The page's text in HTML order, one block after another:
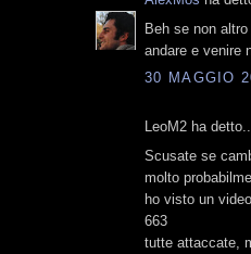
Beh se non
andare e venire
30 MAGGIO
LeoM2 ha
Scusate se
molto
ho visto un
663
tutte attaccate,